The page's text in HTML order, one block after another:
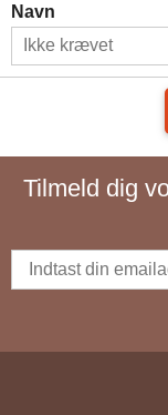
Navn
Tilmeld dig